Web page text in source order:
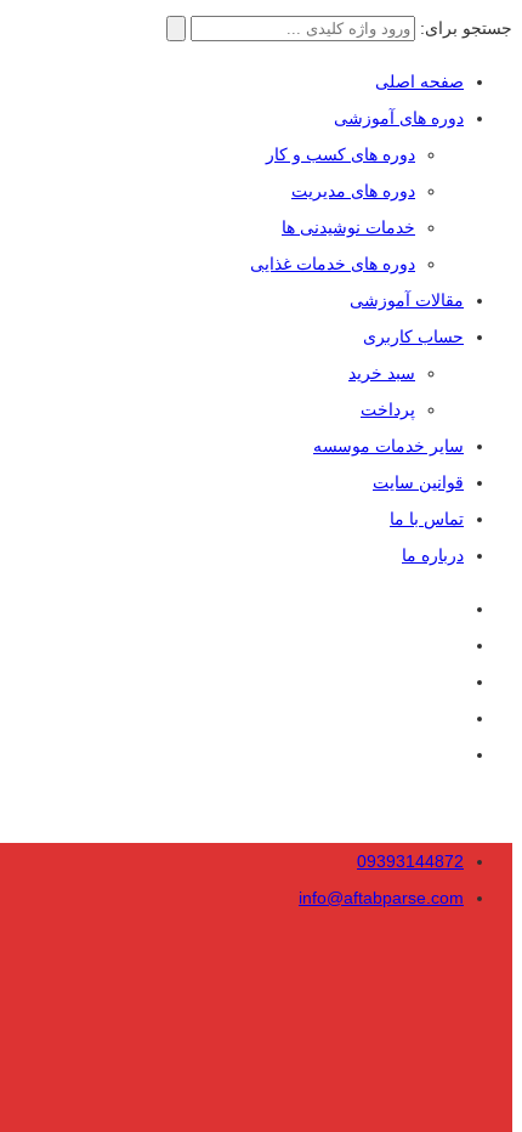
جستجو برای:
صفحه اصلی
دوره های آموزشی
دوره های کسب و کار
دوره های مدیریت
خدمات نوشیدنی ها
دوره های خدمات غذایی
مقالات آموزشی
حساب کاربری
سبد خرید
پرداخت
سایر خدمات موسسه
قوانین سایت
تماس با ما
درباره ما
09393144872
info@aftabparse.com